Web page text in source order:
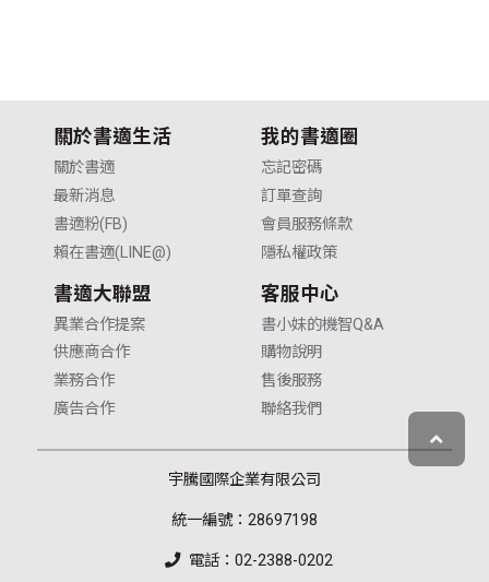
關於書適生活
關於書適
最新消息
書適粉(FB)
賴在書適(LINE@)
我的書適圈
忘記密碼
訂單查詢
會員服務條款
隱私權政策
書適大聯盟
異業合作提案
供應商合作
業務合作
廣告合作
客服中心
書小妹的機智Q&A
購物說明
售後服務
聯絡我們
宇騰國際企業有限公司
統一編號：28697198
電話：02-2388-0202